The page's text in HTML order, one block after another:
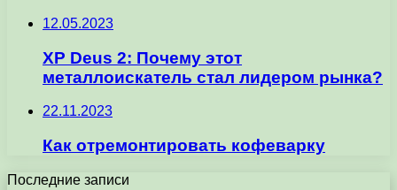
12.05.2023
XP Deus 2: Почему этот
металлоискатель стал лидером рынка?
22.11.2023
Как отремонтировать кофеварку
Последние записи